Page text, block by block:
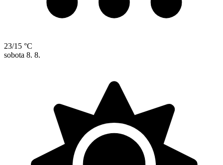
23/15 °C
sobota 8. 8.